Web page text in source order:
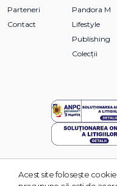
Parteneri
Contact
Pandora M
Lifestyle
Publishing
Colecții
© 2026 Grupul
Acest site foloseşte